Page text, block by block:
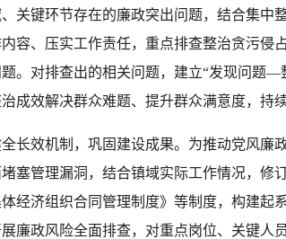
、关键环节存在的廉政突出问题，结合集中
容、压实工作责任，重点排查整治贪污侵
。对排查出的相关问题，建立“发现问题
成效解决群众难题、提升群众满意度，持
长效机制，巩固建设成果。为推动党风廉
塞管理漏洞，结合镇域实际工作情况，修
体经济组织合同管理制度》等制度，构建起
廉政风险全面排查，对重点岗位、关键人